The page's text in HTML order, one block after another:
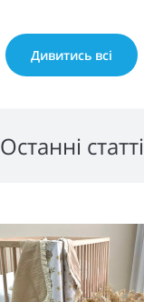
Дивитись всі
Останні статті